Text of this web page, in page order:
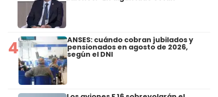
4 ANSES: cuándo cobran jubilados y
pensionados en agosto de 2026,
según el DNI